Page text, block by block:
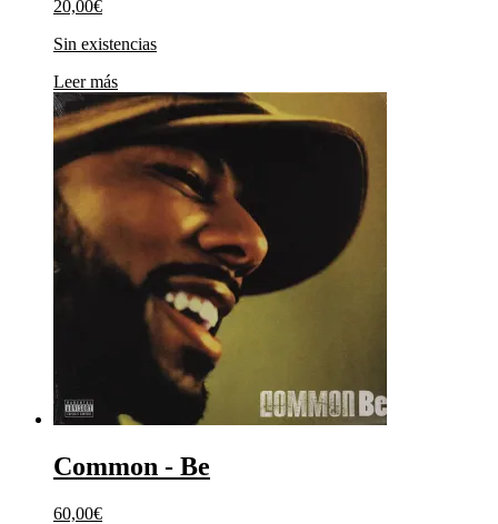
20,00€
Sin existencias
Leer más
Common ‎- Be
60,00€